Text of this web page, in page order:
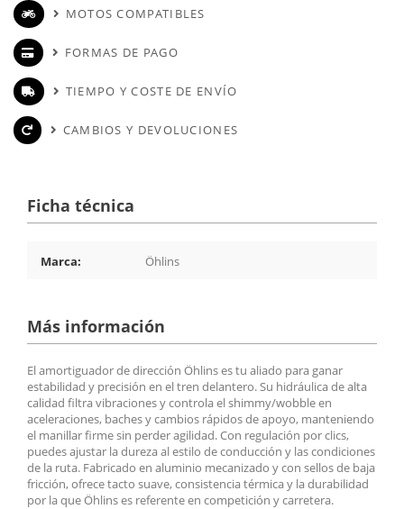
MOTOS COMPATIBLES
FORMAS DE PAGO
TIEMPO Y COSTE DE ENVÍO
CAMBIOS Y DEVOLUCIONES
Ficha técnica
Marca: Öhlins
Más información
El amortiguador de dirección Öhlins es tu aliado para ganar
estabilidad y precisión en el tren delantero. Su hidráulica de alta
calidad filtra vibraciones y controla el shimmy/wobble en
aceleraciones, baches y cambios rápidos de apoyo, manteniendo
el manillar firme sin perder agilidad. Con regulación por clics,
puedes ajustar la dureza al estilo de conducción y las condiciones
de la ruta. Fabricado en aluminio mecanizado y con sellos de baja
fricción, ofrece tacto suave, consistencia térmica y la durabilidad
por la que Öhlins es referente en competición y carretera.